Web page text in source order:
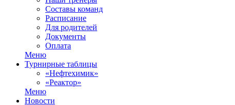
Составы команд
Расписание
Для родителей
Документы
Оплата
Меню
Турнирные таблицы
«Нефтехимик»
«Реактор»
Меню
Новости